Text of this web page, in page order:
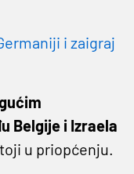
i zaigraj
Belgije i Izraela
u priopćenju.